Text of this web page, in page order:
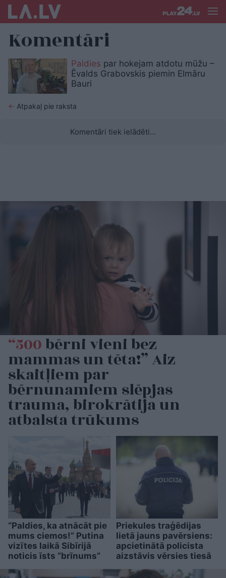
Komentāri
Paldies par hokejam atdotu mūžu –
Ēvalds Grabovskis piemin Elmāru
Bauri
← Atpakaļ pie raksta
Komentāri tiek ielādēti...
“500bērni vieni bez
mammas un tēta!” Aiz
skaitļiem par
bērnunamiem slēpjas
trauma, birokrātija un
atbalsta trūkums
“Paldies, ka atnācāt pie
mums ciemos!” Putina
vizītes laikā Sibīrijā
noticis īsts “brīnums”
Priekules traģēdijas
lietā jauns pavērsiens:
apcietinātā policista
aizstāvis vērsies tiesā